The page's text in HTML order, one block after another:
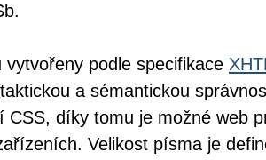
vytvořeny podle specifikace
a sémantickou
CSS, díky tomu je možné web
Velikost písma je